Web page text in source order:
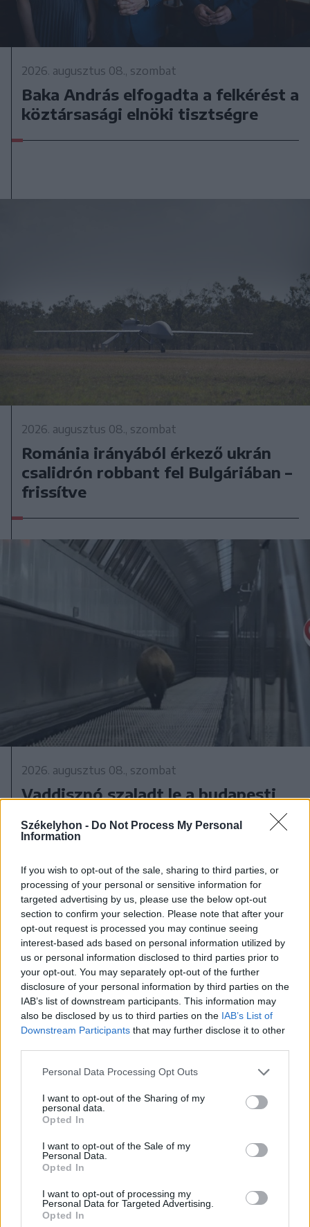
Székelyhon - Do Not Process My Personal
Information
If you wish to opt-out of the sale, sharing to third parties, or
processing of your personal or sensitive information for
targeted advertising by us, please use the below opt-out
section to confirm your selection. Please note that after your
opt-out request is processed you may continue seeing
interest-based ads based on personal information utilized by
us or personal information disclosed to third parties prior to
your opt-out. You may separately opt-out of the further
disclosure of your personal information by third parties on the
IAB’s list of downstream participants. This information may
also be disclosed by us to third parties on the IAB’s List of
Downstream Participants that may further disclose it to other
Personal Data Processing Opt Outs
I want to opt-out of the Sharing of my
personal data.
Opted In
I want to opt-out of the Sale of my
Personal Data.
Opted In
I want to opt-out of processing my
Personal Data for Targeted Advertising.
Opted In
2026. augusztus 08., szombat
Baka András elfogadta a felkérést a
köztársasági elnöki tisztségre
2026. augusztus 08., szombat
Románia irányából érkező ukrán
csalidrón robbant fel Bulgáriában –
frissítve
2026. augusztus 08., szombat
Vaddisznó szaladt le a budapesti
metróba, felszállt az egyik kocsira,
majd kilőtték – videóval
2026. augusztus 08., szombat
árának csökkenése